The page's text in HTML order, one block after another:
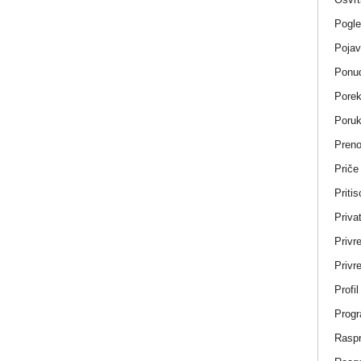
Priče